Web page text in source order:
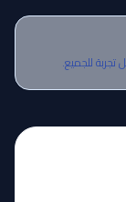
تجربة للجميع.